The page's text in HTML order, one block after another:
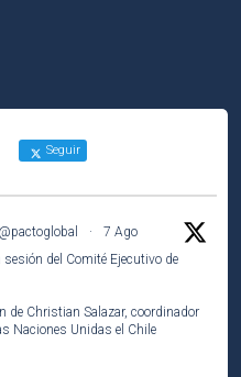
Seguir
@pactoglobal ·
7 Ago
del Comité Ejecutivo de
de Christian Salazar, coordinador
Naciones Unidas el Chile